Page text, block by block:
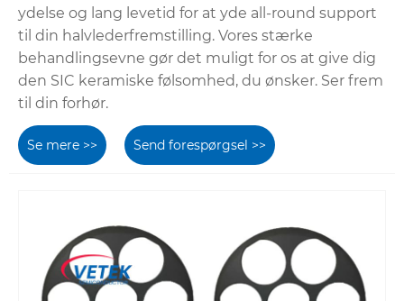
ydelse og lang levetid for at yde all-round support
til din halvlederfremstilling. Vores stærke
behandlingsevne gør det muligt for os at give dig
den SIC keramiske følsomhed, du ønsker. Ser frem
til din forhør.
Se mere >> Send forespørgsel >>